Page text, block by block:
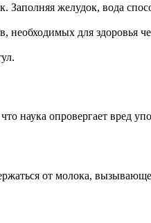
Заполняя желудок, вода
необходимых для здоровья
наука опровергает вред
от молока,